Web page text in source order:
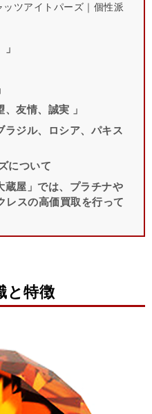
ツアイトパーズ｜個性派
友情、誠実 」
ラジル、ロシア、パキス
について
蔵屋」では、プラチナや
レスの高価買取を行って
と特徴